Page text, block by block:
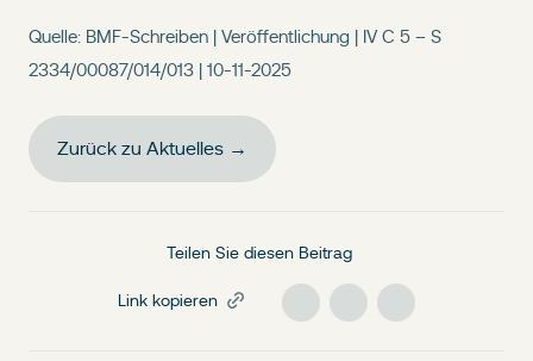
Quelle: BMF-Schreiben | Veröffentlichung | IV C 5 – S
2334/00087/014/013 | 10-11-2025
Zurück zu Aktuelles →
Teilen Sie diesen Beitrag
Link kopieren